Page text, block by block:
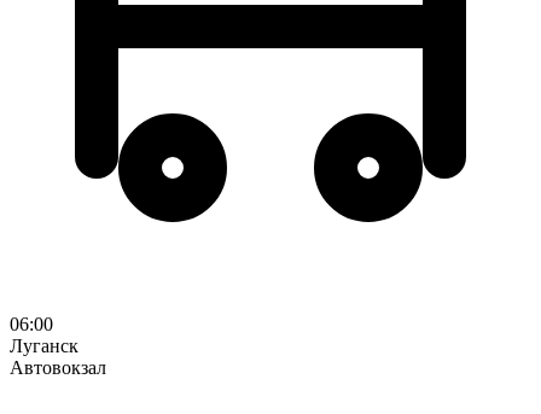
06:00
Луганск
Автовокзал